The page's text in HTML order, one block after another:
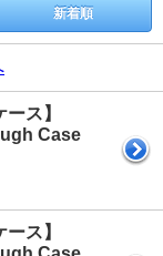
新着順
ス】
Case
ス】